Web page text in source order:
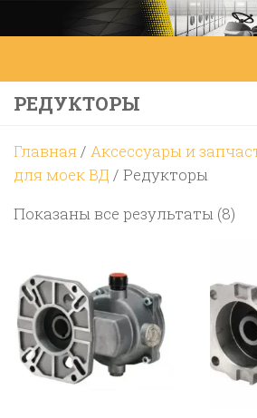
Перейти к содержимому
РЕДУКТОРЫ
Главная/ Аксессуары и
для моек ВД / Редукторы
Показаны все результаты (8)